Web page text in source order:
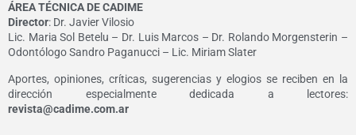
ÁREA TÉCNICA DE CADIME
Director: Dr. Javier Vilosio
Lic. Maria Sol Betelu – Dr. Luis Marcos – Dr. Rolando Morgensterin –
Odontólogo Sandro Paganucci – Lic. Miriam Slater
Aportes, opiniones, críticas, sugerencias y elogios se reciben en la
dirección especialmente dedicada a lectores:
revista@cadime.com.ar